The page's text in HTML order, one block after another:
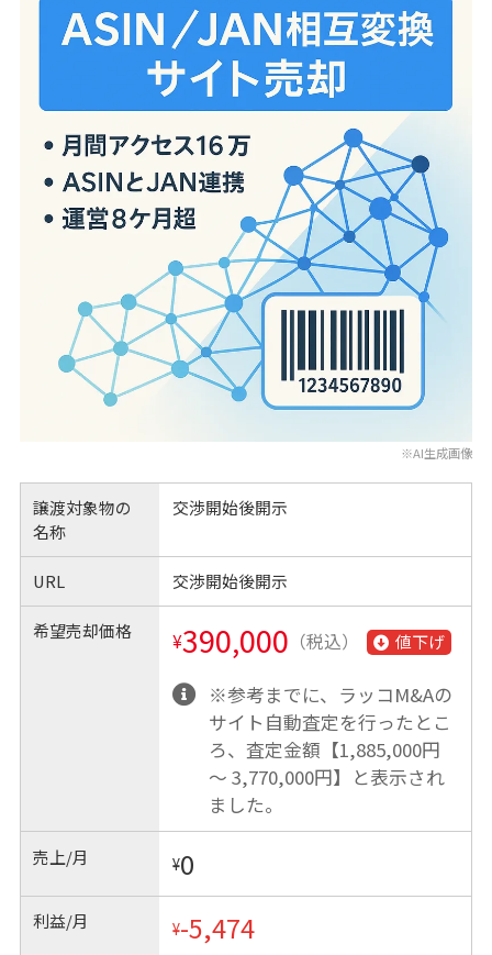
※AI生成画像
譲渡対象物の
名称
交渉開始後開示
URL 交渉開始後開示
希望売却価格 ¥390,000 （税込） 値下げ
※参考までに、ラッコM&Aの
サイト自動査定を行ったとこ
ろ、査定金額【1,885,000円
〜 3,770,000円】と表示され
ました。
売上/月 ¥0
利益/月 ¥-5,474